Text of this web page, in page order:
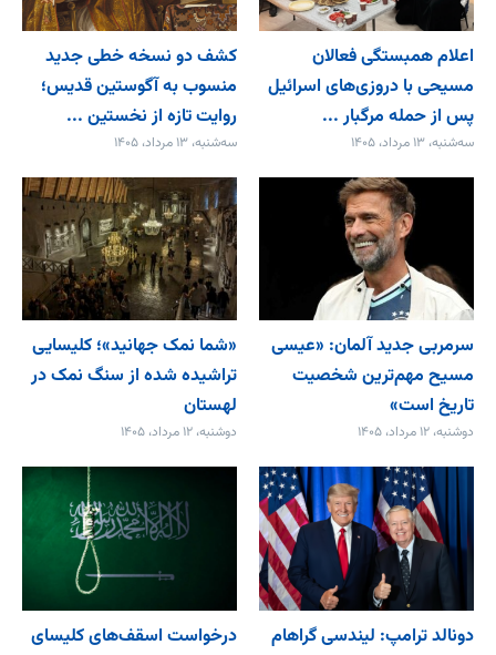
اعلام همبستگی فعالان
مسیحی با دروزی‌های اسرائیل
پس از حمله مرگبار ...
سه‌شنبه، ۱۳ مرداد، ۱۴۰۵
کشف دو نسخه خطی جدید
منسوب به آگوستین قدیس؛
روایت تازه از نخستین ...
سه‌شنبه، ۱۳ مرداد، ۱۴۰۵
سرمربی جدید آلمان: «عیسی
مسیح مهم‌ترین شخصیت
تاریخ است»
دوشنبه، ۱۲ مرداد، ۱۴۰۵
«شما نمک جهانید»؛ کلیسایی
تراشیده شده از سنگ نمک در
لهستان
دوشنبه، ۱۲ مرداد، ۱۴۰۵
دونالد ترامپ: لیندسی گراهام
درخواست اسقف‌های کلیسای